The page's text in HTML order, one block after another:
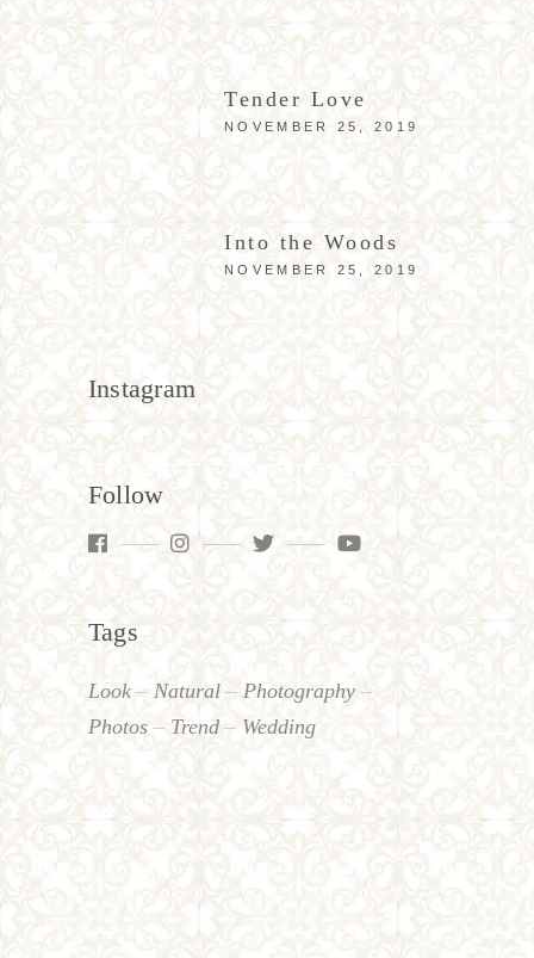
Tender Love
NOVEMBER 25, 2019
Into the Woods
NOVEMBER 25, 2019
Instagram
Follow
Tags
Look Natural
Photography
Photos
Trend Wedding